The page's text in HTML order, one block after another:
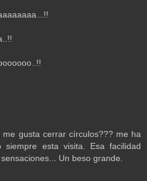
gusta cerrar círculos??? me ha
siempre esta visita. Esa facilidad
Un beso grande.